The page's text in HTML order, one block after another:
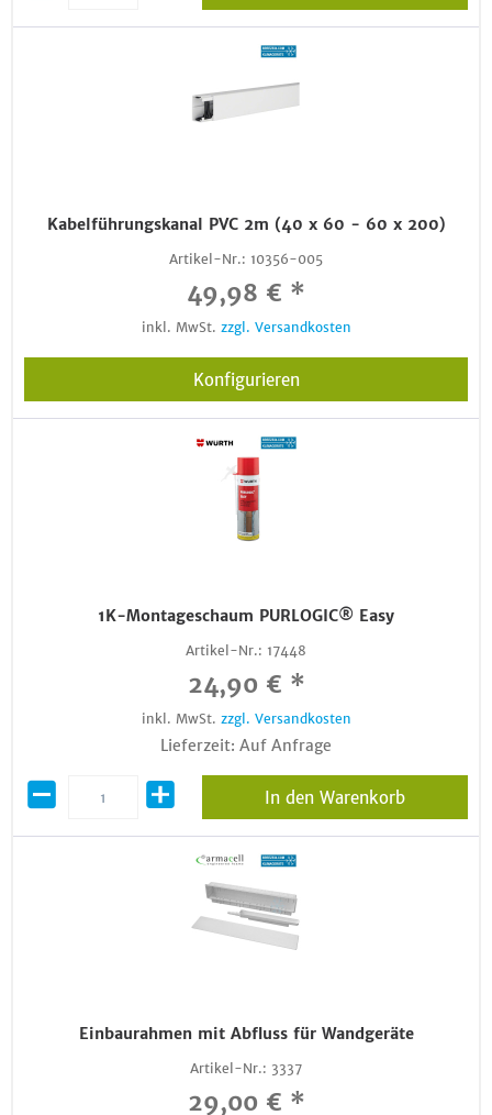
Kabelführungskanal PVC 2m (40 x 60 - 60 x 200)
Artikel-Nr.: 10356-005
49,98 € *
inkl. MwSt. zzgl. Versandkosten
Konfigurieren
1K-Montageschaum PURLOGIC® Easy
Artikel-Nr.: 17448
24,90 € *
inkl. MwSt. zzgl. Versandkosten
Lieferzeit: Auf Anfrage
In den Warenkorb
Einbaurahmen mit Abfluss für Wandgeräte
Artikel-Nr.: 3337
29,00 € *